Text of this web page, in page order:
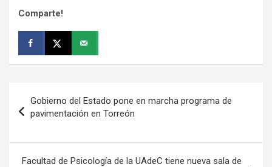
Comparte!
de
Gobierno del Estado pone en marcha programa de
pavimentación en Torreón
Facultad de Psicología de la UAdeC tiene nueva sala de